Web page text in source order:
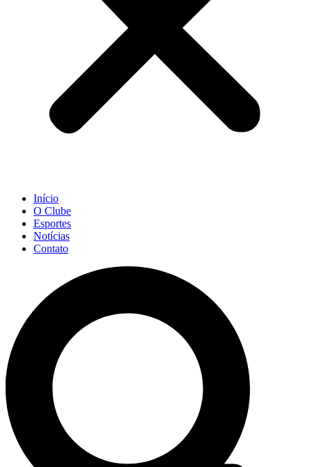
Início
O Clube
Esportes
Notícias
Contato